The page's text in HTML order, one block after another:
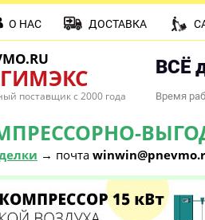
поставщик с 2000 года
ВСЁ
Время
→ почта
О НАС ДОСТАВКА